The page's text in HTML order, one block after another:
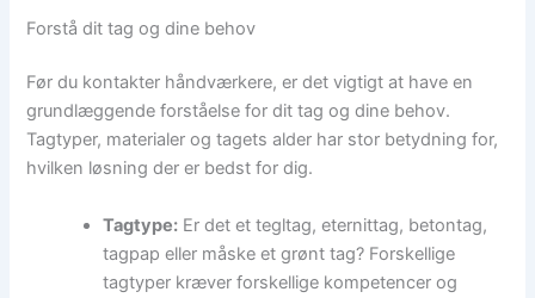
Forstå dit tag og dine behov
Før du kontakter håndværkere, er det vigtigt at have en
grundlæggende forståelse for dit tag og dine behov.
Tagtyper, materialer og tagets alder har stor betydning for,
hvilken løsning der er bedst for dig.
Tagtype: Er det et tegltag, eternittag, betontag,
tagpap eller måske et grønt tag? Forskellige
tagtyper kræver forskellige kompetencer og